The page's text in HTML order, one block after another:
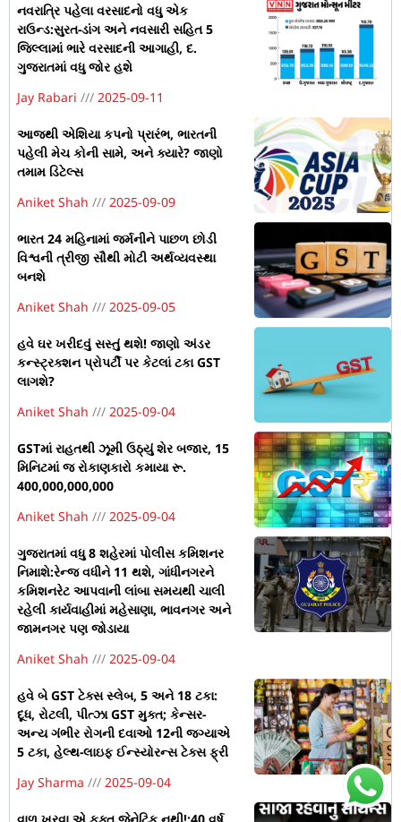
નવરાત્રિ પહેલા વરસાદનો વધુ એક
રાઉન્ડ:સુરત-ડાંગ અને નવસારી સહિત 5
જિલ્લામાં ભારે વરસાદની આગાહી, દ.
ગુજરાતમાં વધુ જોર હશે
Jay Rabari
2025-09-11
આજથી એશિયા કપનો પ્રારંભ, ભારતની
પહેલી મેચ કોની સામે, અને ક્યારે? જાણો
તમામ ડિટેલ્સ
Aniket Shah
2025-09-09
ભારત 24 મહિનામાં જર્મનીને પાછળ છોડી
વિશ્વની ત્રીજી સૌથી મોટી અર્થવ્યવસ્થા
બનશે
Aniket Shah
2025-09-05
હવે ઘર ખરીદવું સસ્તું થશે! જાણો અંડર
કન્સ્ટ્રક્શન પ્રોપર્ટી પર કેટલાં ટકા GST
લાગશે?
Aniket Shah
2025-09-04
GSTમાં રાહતથી ઝૂમી ઉઠ્યું શેર બજાર, 15
મિનિટમાં જ રોકાણકારો કમાયા રૂ.
400,000,000,000
Aniket Shah
2025-09-04
ગુજરાતમાં વધુ 8 શહેરમાં પોલીસ કમિશનર
નિમાશે:રેન્જ વધીને 11 થશે, ગાંધીનગરને
કમિશનરેટ આપવાની લાંબા સમયથી ચાલી
રહેલી કાર્યવાહીમાં મહેસાણા, ભાવનગર અને
જામનગર પણ જોડાયા
Aniket Shah
2025-09-04
હવે બે GST ટેક્સ સ્લેબ, 5 અને 18 ટકા:
દૂધ, રોટલી, પીત્ઝા GST મુક્ત; કેન્સર-
અન્ય ગંભીર રોગની દવાઓ 12ની જગ્યાએ
5 ટકા, હેલ્થ-લાઇફ ઈન્સ્યોરન્સ ટેક્સ ફ્રી
Jay Sharma
2025-09-04